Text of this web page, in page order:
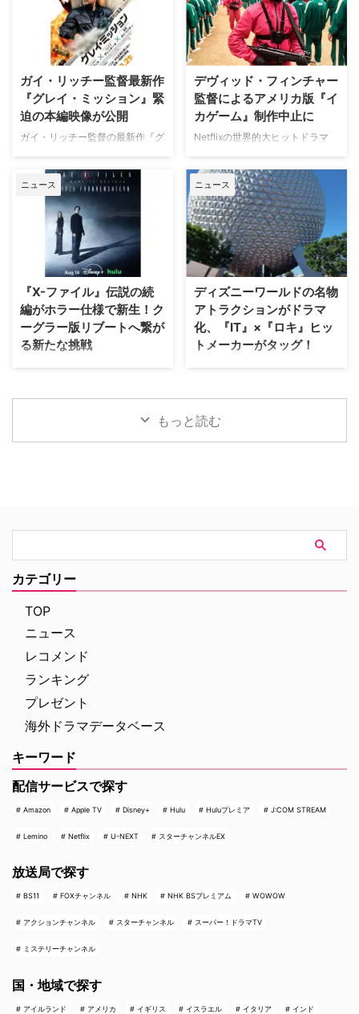
て、不穏な空気が漂う日本版予告
映像と、英国らしい曇天の世界観
が印象的な場面写真が一挙に公開
された。 土地に眠る伝承と家族
の崩壊を描く、静謐なるフォー
ク・ホラー リチャードとジュリ
エット夫妻が最近移り住んだ英国
ヨークシャー地方の人里離れた
「スターヴ・エイカー」は、家族
ように思われる。ある日、彼らの
幼い息子オーウェンは喘息発作に
よって突然命を落としてしまう。
捜査に特化した新たな専門チャン
ネル「THE 犯罪捜査ファイル・
チャンネル」をスタート。 『ラ
イン・オブ・デューティ』キャス
本チャンネルは、JCOM株式会社
がAmazon Prime Videoで提供す
る新たなチャンネルパッケージサ
ービス「プレミアTVパック」の
の高い犯罪捜査ドラマや放送には
ないクライムドキュメンタリーを
配信する …
ガイ・リッチー監督最新作
『グレイ・ミッション』緊
迫の本編映像が公開
ガイ・リッチー監督の最新作『グ
立ち、ジェイク・ギレンホールと
ヘンリー・カヴィルによるスタイ
リッシュなアクションとユーモア
が詰まった本編映像が公開され
た。さらに、著名人たちからの絶
賛コメントも到着した。 最強の
二人が挑む成功率ゼロパーセント
ション』 『シャーロック・ホー
ムズ』や『コードネーム
U.N.C.L.E.』で世界中の映画ファ
ンを熱狂させたガイ・リッチー監
デヴィッド・フィンチャー
監督によるアメリカ版『イ
カゲーム』制作中止に
Netflixの世界的大ヒットドラマ
ド・フィンチャー監督がメガホン
をとる予定だった英語版スピンオ
フ『Heckler（仮題）』の企画開
発が中止されたことが明らかにな
った。一時は同フランチャイズ初
の英語によるドラマシリーズとし
て期待されていたが、動画配信プ
を受け、プロジェクトは表舞台か
ら姿を消すこととなった。米
ThePlaylistが報じている。 デヴ
ィッド・フィンチャーが進めてい
ニュース
『X-ファイル』伝説の続
編がホラー仕様で新生！ク
ーグラー版リブートへ繋が
る新たな挑戦
SFサスペンスの金字塔『X-ファ
ル：真実を求めて』が、18年の時
を経て、クリス・カーター監督の
手によるよりダークなディレクタ
ーズ・カット版として遂に日の目
はホラー映画さながらの予告編映
像を独独入手。新たに付与された
タイトルは『The X-Files: I Want
to B …
ニュース
ディズニーワールドの名物
アトラクションがドラマ
化、『IT』×『ロキ』ヒッ
トメーカーがタッグ！
Disney+が、ウォルト・ディズニ
EPCOTを代表する大人気アトラ
クションに着想を得たドラマ作品
『Spaceship Earth（原題）』の
パイロット版を発注した。 ディ
ゥ・デリー “それ”が見えたら、終
わり。』で知られるジェイソン・
『ロキ』のマイケル・ウォルドロ
もっと読む
カテゴリー
TOP
ニュース
レコメンド
ランキング
プレゼント
海外ドラマデータベース
キーワード
配信サービスで探す
Amazon Apple TV Disney+ Hulu Huluプレミア J:COM STREAM
Lemino Netflix U-NEXT スターチャンネルEX
放送局で探す
BS11 FOXチャンネル NHK NHK BSプレミアム WOWOW
アクションチャンネル スターチャンネル スーパー！ドラマTV
ミステリーチャンネル
国・地域で探す
アイルランド アメリカ イギリス イスラエル イタリア インド